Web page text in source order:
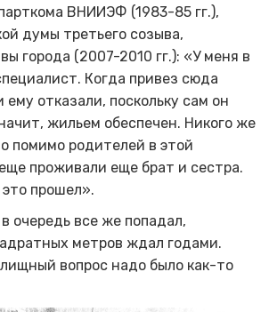
ВНИИЭФ (1983-85 гг.),
думы третьего созыва,
города (2007-2010 гг.): «У меня в
Когда привез сюда
ему отказали, поскольку сам он
жильем обеспечен. Никого же
помимо родителей в этой
проживали еще брат и сестра.
прошел».
очередь все же попадал,
метров ждал годами.
вопрос надо было как-то